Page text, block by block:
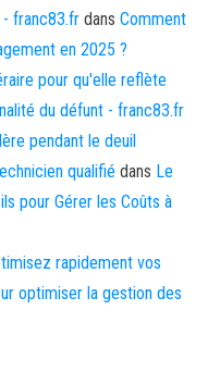
franc83.fr dans Comment
en 2025 ?
pour qu'elle reflète
du défunt - franc83.fr
pendant le deuil
qualifié dans Le
pour Gérer les Coûts à
rapidement vos
optimiser la gestion des